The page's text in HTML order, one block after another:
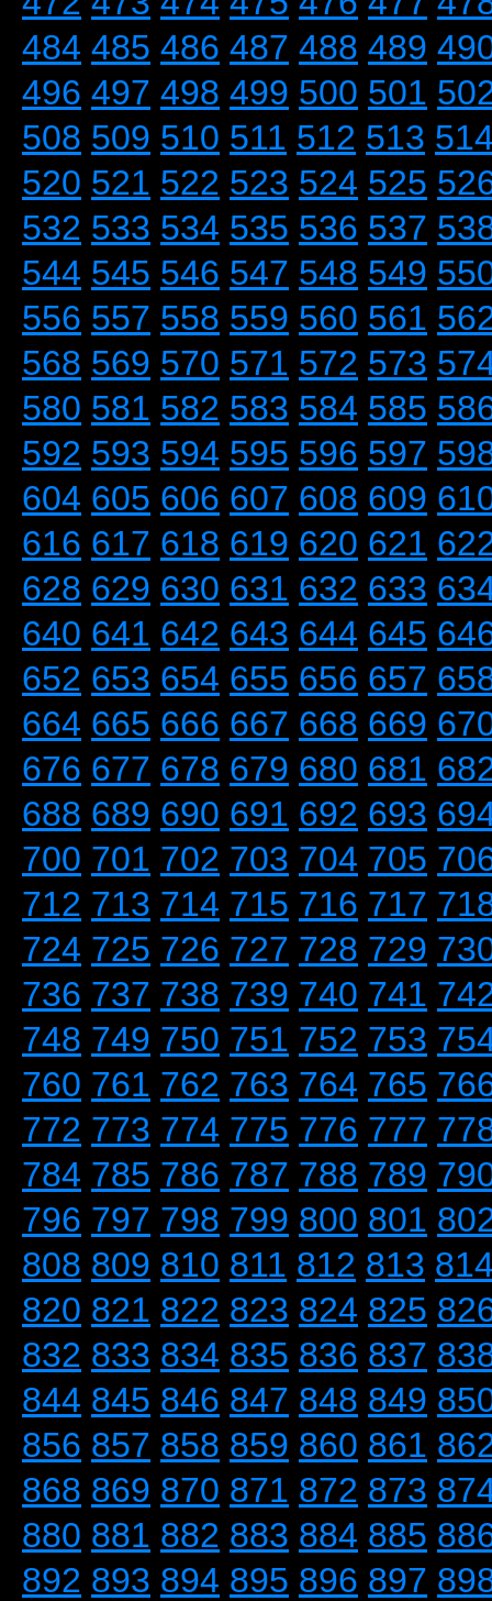
484 485 486 487 488 489
496 497 498 499 500 501
508 509 510 511 512 513
520 521 522 523 524 525
532 533 534 535 536 537
544 545 546 547 548 549
556 557 558 559 560 561
568 569 570 571 572 573
580 581 582 583 584 585
592 593 594 595 596 597
604 605 606 607 608 609
616 617 618 619 620 621
628 629 630 631 632 633
640 641 642 643 644 645
652 653 654 655 656 657
664 665 666 667 668 669
676 677 678 679 680 681
688 689 690 691 692 693
700 701 702 703 704 705
712 713 714 715 716 717
724 725 726 727 728 729
736 737 738 739 740 741
748 749 750 751 752 753
760 761 762 763 764 765
772 773 774 775 776 777
784 785 786 787 788 789
796 797 798 799 800 801
808 809 810 811 812 813
820 821 822 823 824 825
832 833 834 835 836 837
844 845 846 847 848 849
856 857 858 859 860 861
868 869 870 871 872 873
880 881 882 883 884 885
892 893 894 895 896 897